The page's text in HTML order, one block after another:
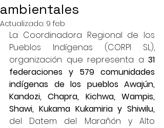
ambientales
Actualizado: 9 feb
La Coordinadora Regional de los
Pueblos Indígenas (CORPI SL),
organización que representa a 31
federaciones y 579 comunidades
indígenas de los pueblos Awajún,
Kandozi, Chapra, Kichwa, Wampis,
Shawi, Kukama Kukamiria y Shiwilu,
del Datem del Marañón y Alto